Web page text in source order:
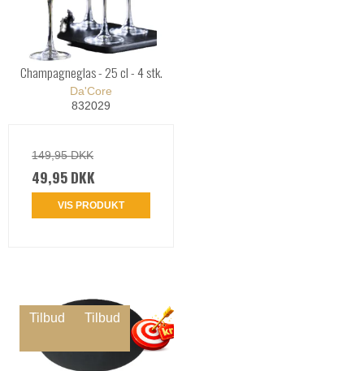
Champagneglas - 25 cl - 4 stk.
Da'Core
832029
149,95 DKK
49,95 DKK
VIS PRODUKT
Tilbud Tilbud